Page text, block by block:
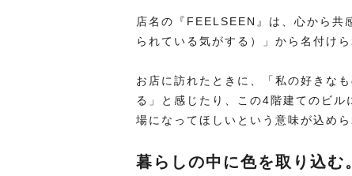
店名の『FEELSEEN』は、心から
られている気がする）」から名付けら
お店に訪れたときに、「私の好きな
る」と感じたり、この4階建てのビ
場になってほしいという意味が込めら
暮らしの中に色を取り込む